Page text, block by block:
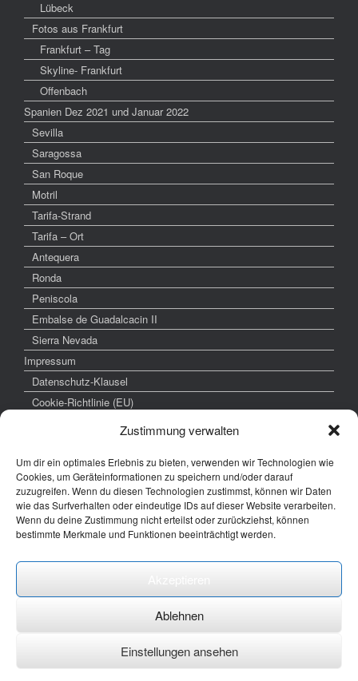
Zustimmung verwalten
Um dir ein optimales Erlebnis zu bieten, verwenden wir Technologien wie
Cookies, um Geräteinformationen zu speichern und/oder darauf
zuzugreifen. Wenn du diesen Technologien zustimmst, können wir Daten
wie das Surfverhalten oder eindeutige IDs auf dieser Website verarbeiten.
Wenn du deine Zustimmung nicht erteilst oder zurückziehst, können
bestimmte Merkmale und Funktionen beeinträchtigt werden.
Ablehnen
Einstellungen ansehen
Lübeck
Fotos aus Frankfurt
Frankfurt – Tag
Skyline- Frankfurt
Offenbach
Spanien Dez 2021 und Januar 2022
Sevilla
Saragossa
San Roque
Motril
Tarifa-Strand
Tarifa – Ort
Antequera
Ronda
Peniscola
Embalse de Guadalcacin II
Sierra Nevada
Impressum
Datenschutz-Klausel
Cookie-Richtlinie (EU)
weitere interessante Links
www.hochzeitsfoto-tk.de
www.fotografie-kraemer.de
E-Mail: thomas ( @) thomas-kraemer-fotografie.de
Ein Theme vonSiteOrigin